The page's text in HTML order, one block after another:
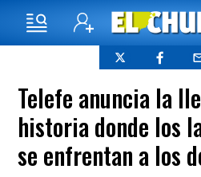
Telefe anuncia la
historia donde los
se enfrentan a los